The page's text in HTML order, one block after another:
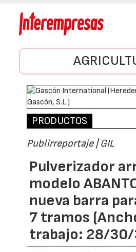
PRODUCTOS
Publirreportaje | GIL
Pulverizador
modelo
nueva barra
7 tramos
trabajo: 28/30/